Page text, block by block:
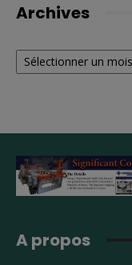
Archives
Archives
A propos